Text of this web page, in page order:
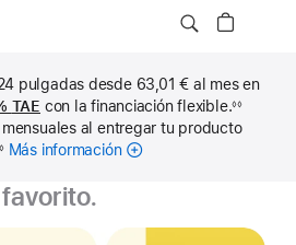
pulgadas desde 63,01 € al mes en
TAE con la financiación flexible.◊◊
al entregar tu producto
◊ Más informaciónsobre